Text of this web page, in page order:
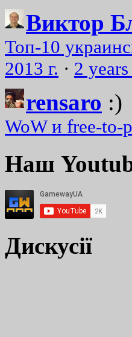
Виктор
Топ-10
2013 г. · 2
rensaro :)
WoW и free-to-
Наш
Дискусії